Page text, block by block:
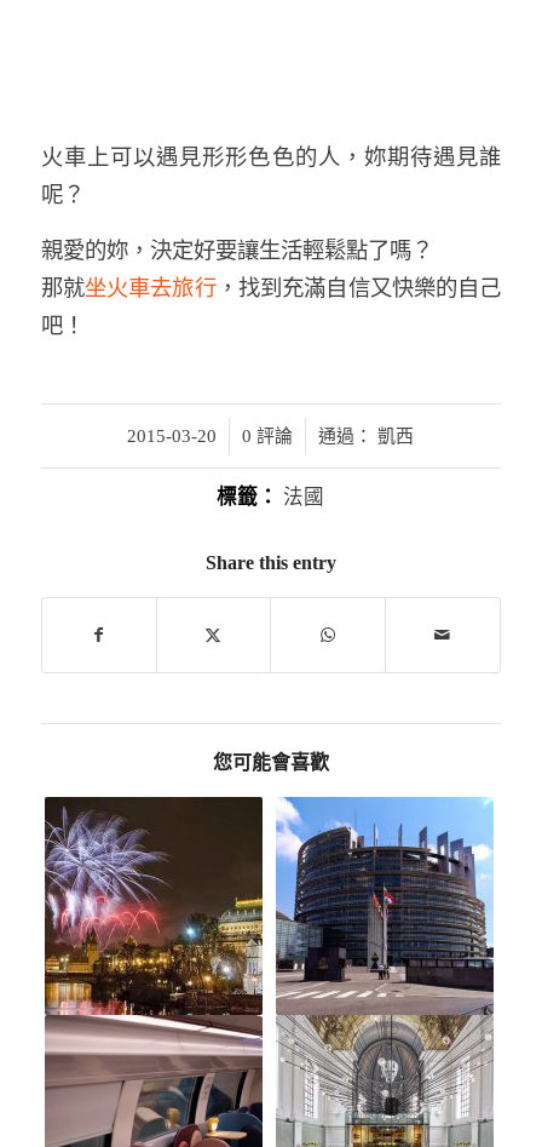
火車上可以遇見形形色色的人，妳期待遇見誰
呢？
親愛的妳，決定好要讓生活輕鬆點了嗎？
那就坐火車去旅行，找到充滿自信又快樂的自己
吧！
2015-03-20
/ 0 評論 通過：凱西
標籤： 法國
Share this entry
您可能會喜歡